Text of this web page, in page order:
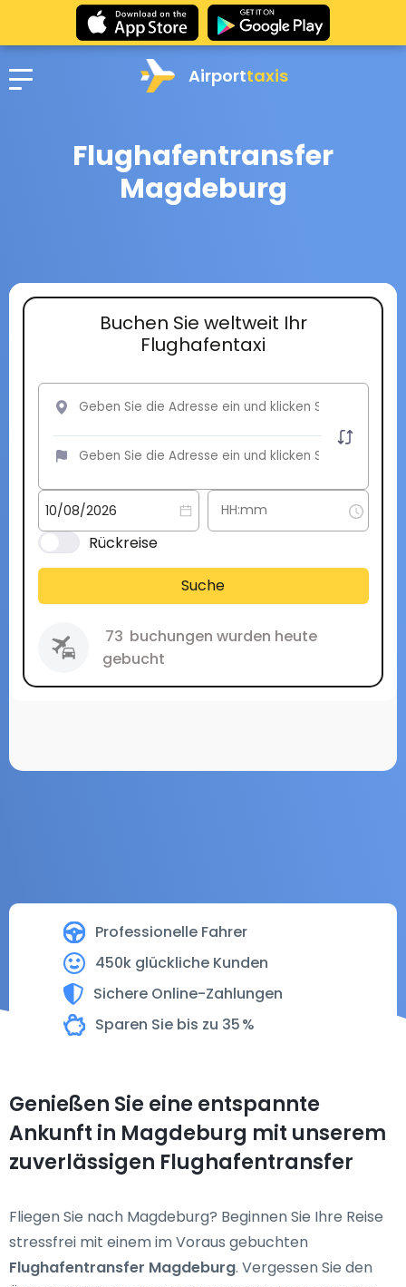
Airporttaxis
Flughafentransfer
Magdeburg
Professionelle Fahrer
450k glückliche Kunden
Sichere Online-Zahlungen
Sparen Sie bis zu 35 %
Buchen Sie weltweit Ihr
Flughafentaxi
Rückreise
Suche
73 buchungen wurden heute
gebucht
Genießen Sie eine entspannte
Ankunft in Magdeburg mit unserem
zuverlässigen Flughafentransfer
Fliegen Sie nach Magdeburg? Beginnen Sie Ihre Reise
stressfrei mit einem im Voraus gebuchten
Flughafentransfer Magdeburg. Vergessen Sie den